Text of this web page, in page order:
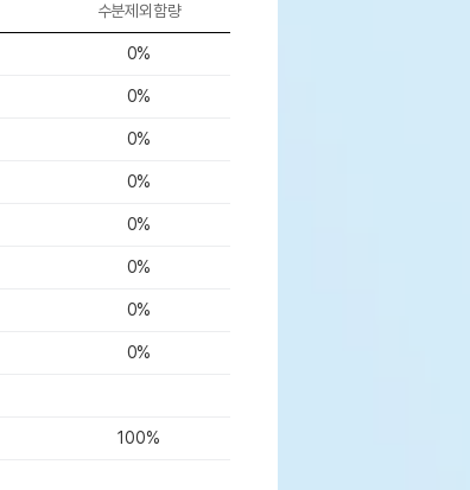
수분제외함량
0%
0%
0%
0%
0%
0%
0%
0%
100%